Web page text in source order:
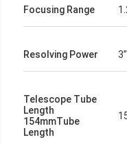
Focusing Range
Resolving Power 3”
Telescope Tube
Length
154mmTube
Length